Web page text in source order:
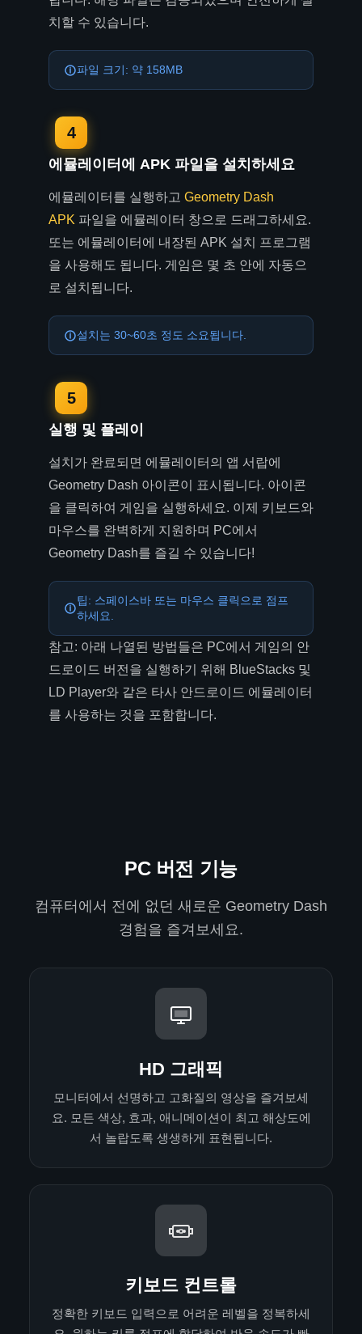
치할 수 있습니다.
파일 크기: 약 158MB
4
에뮬레이터에 APK 파일을 설치하세요
에뮬레이터를 실행하고 Geometry Dash
APK 파일을 에뮬레이터 창으로 드래그하세요.
또는 에뮬레이터에 내장된 APK 설치 프로그램
을 사용해도 됩니다. 게임은 몇 초 안에 자동으
로 설치됩니다.
설치는 30~60초 정도 소요됩니다.
5
실행 및 플레이
설치가 완료되면 에뮬레이터의 앱 서랍에
Geometry Dash 아이콘이 표시됩니다. 아이콘
을 클릭하여 게임을 실행하세요. 이제 키보드와
마우스를 완벽하게 지원하며 PC에서
Geometry Dash를 즐길 수 있습니다!
팁: 스페이스바 또는 마우스 클릭으로 점프
하세요.
참고: 아래 나열된 방법들은 PC에서 게임의 안
드로이드 버전을 실행하기 위해 BlueStacks 및
LD Player와 같은 타사 안드로이드 에뮬레이터
를 사용하는 것을 포함합니다.
PC 버전 기능
컴퓨터에서 전에 없던 새로운 Geometry Dash
경험을 즐겨보세요.
HD 그래픽
모니터에서 선명하고 고화질의 영상을 즐겨보세
요. 모든 색상, 효과, 애니메이션이 최고 해상도에
서 놀랍도록 생생하게 표현됩니다.
키보드 컨트롤
정확한 키보드 입력으로 어려운 레벨을 정복하세